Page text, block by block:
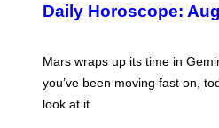
S
T
I
O
N
Daily Horoscope:
Mars wraps up its time in
you’ve been moving fast on,
look at it.